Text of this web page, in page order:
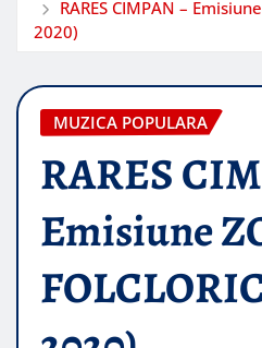
RARES CIMPAN –
2020)
MUZICA POPULARA
RARES
Emisiune